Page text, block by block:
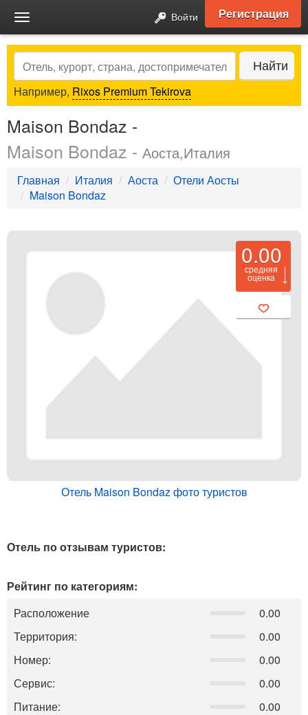
Toggle
navigation
Войти Регистрация
Search Найти
Например, Rixos Premium Tekirova
Maison Bondaz -
Maison Bondaz - Аоста,Италия
Главная Италия Аоста
Отели Аосты
Maison Bondaz
0.00
средняя
оценка
Отель Maison Bondaz фото туристов
Отель по отзывам туристов:
Рейтинг по категориям:
Расположение
0.00
Территория:
0.00
Номер:
0.00
Сервис:
0.00
Питание:
0.00